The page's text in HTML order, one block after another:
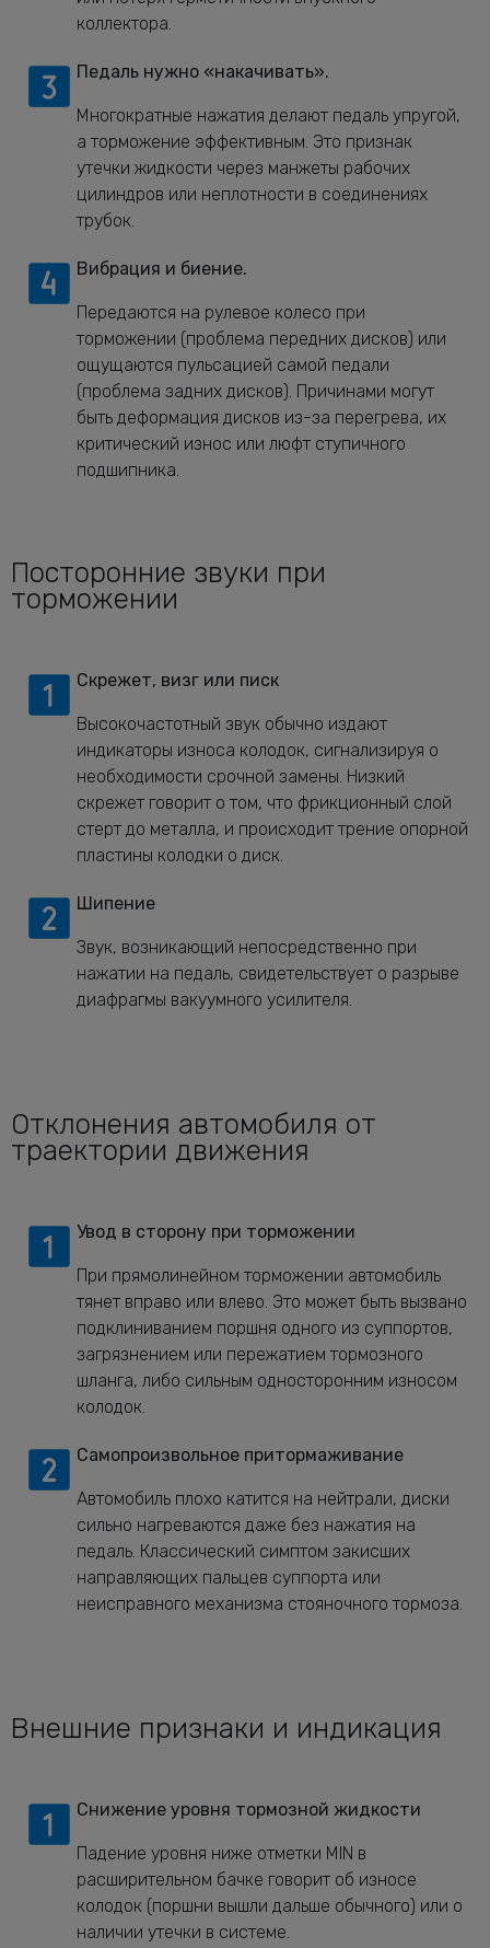
коллектора.
Педаль нужно «накачивать».
Многократные нажатия делают педаль упругой,
а торможение эффективным. Это признак
утечки жидкости через манжеты рабочих
цилиндров или неплотности в соединениях
трубок.
Вибрация и биение.
Передаются на рулевое колесо при
торможении (проблема передних дисков) или
ощущаются пульсацией самой педали
(проблема задних дисков). Причинами могут
быть деформация дисков из-за перегрева, их
критический износ или люфт ступичного
подшипника.
Посторонние звуки при
торможении
Скрежет, визг или писк
Высокочастотный звук обычно издают
индикаторы износа колодок, сигнализируя о
необходимости срочной замены. Низкий
скрежет говорит о том, что фрикционный слой
стерт до металла, и происходит трение опорной
пластины колодки о диск.
Шипение
Звук, возникающий непосредственно при
нажатии на педаль, свидетельствует о разрыве
диафрагмы вакуумного усилителя.
Отклонения автомобиля от
траектории движения
Увод в сторону при торможении
При прямолинейном торможении автомобиль
тянет вправо или влево. Это может быть вызвано
подклиниванием поршня одного из суппортов,
загрязнением или пережатием тормозного
шланга, либо сильным односторонним износом
колодок.
Самопроизвольное притормаживание
Автомобиль плохо катится на нейтрали, диски
сильно нагреваются даже без нажатия на
педаль. Классический симптом закисших
направляющих пальцев суппорта или
неисправного механизма стояночного тормоза.
Внешние признаки и индикация
Снижение уровня тормозной жидкости
Падение уровня ниже отметки MIN в
расширительном бачке говорит об износе
колодок (поршни вышли дальше обычного) или о
наличии утечки в системе.